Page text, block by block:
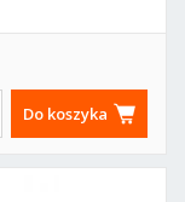
Do koszyka